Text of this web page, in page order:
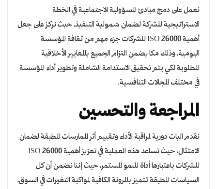
نعمل على دمج مبادئ المسؤولية الاجتماعية في الخطة
الاستراتيجية للشركة لضمان شمولية التنفيذ، حيث نركز على جعل
أهمية ISO 26000 للشركات جزء مهم من ثقافة المؤسسة
اليومية، وذلك مكا يضمن التزام الجميع بالمعايير الأخلاقية
المطلوبة لكي يتم تحقيق الاستدامة الشاملة وتطوير أداء المؤسسة
في مختلف المجالات التنافسية.
المراجعة والتحسين
نقدم آليات دورية لمراقبة الأداء وتقييم أثر الممارسات المطبقة لضمان
الامتثال، حيث تساعد هذه العملية في تعزيز أهمية ISO 26000
للشركات باعتبارها أداة للنمو المستمر، حيث إننا نضمن أن كل
السياسات المطبقة تتميز بالمرونة الكافية لمواكبة التغيرات في السوق،